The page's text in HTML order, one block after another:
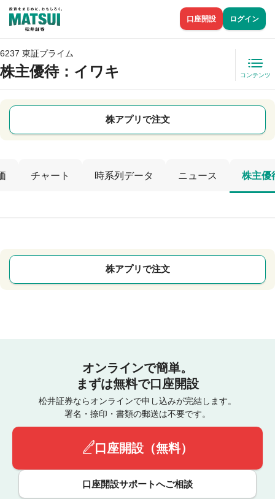
口座開設 ログイン
6237 東証プライム
株主優待：イワキ コンテンツ
株アプリで注文
チャート 時系列データ ニュース 株主優
株アプリで注文
オンラインで簡単。
まずは無料で口座開設
松井証券ならオンラインで申し込みが完結します。
署名・捺印・書類の郵送は不要です。
口座開設（無料）
口座開設サポートへご相談